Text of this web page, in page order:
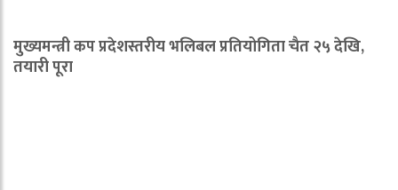
मुख्यमन्त्री कप प्रदेशस्तरीय भलिबल प्रतियोगिता चैत २५ देखि,
तयारी पूरा